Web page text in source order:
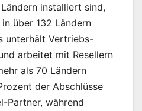
installiert sind,
über 132 Ländern
unterhält Vertriebs-
arbeitet mit Resellern
als 70 Ländern
der Abschlüsse
Partner, während